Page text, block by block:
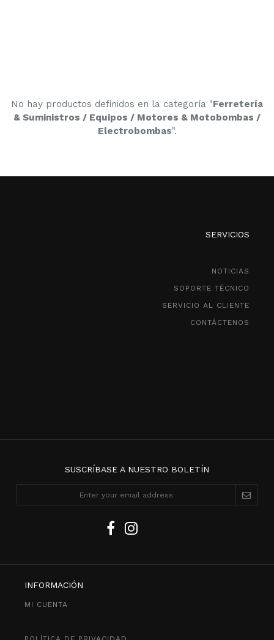
No hay productos definidos en la categoría "Ferretería
& Suministros / Equipos / Motores & Motobombas /
Electrobombas".
SERVICIOS
NOTICIAS
SOPORTE TÉCNICO
SERVICIO AL CLIENTE
CONTÁCTENOS
SUSCRÍBASE A NUESTRO BOLETÍN
INFORMACIÓN
MI CUENTA